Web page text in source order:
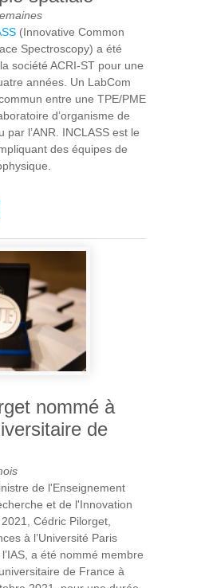
(Innovative Common
Spectroscopy) a été
la société ACRI-ST pour une
années. Un LabCom
entre une TPE/PME
d’organisme de
par l’ANR. INCLASS est le
des équipes de
CRÉATION DU
POUR LA
nommé à
de
de l'Enseignement
et de l'Innovation
Cédric Pilorget,
à l’Université Paris
a été nommé membre
de France à